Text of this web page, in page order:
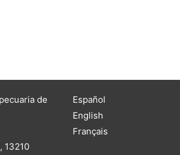
de
13210
Español
English
Français